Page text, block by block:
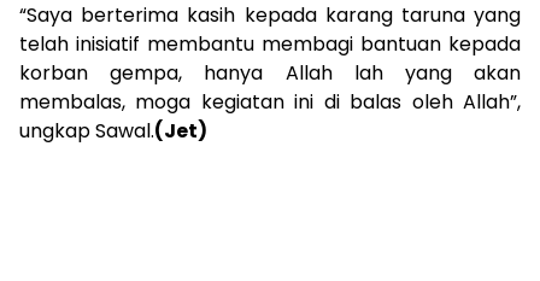
“Saya berterima kasih kepada karang taruna yang
telah inisiatif membantu membagi bantuan kepada
korban gempa, hanya Allah lah yang akan
membalas, moga kegiatan ini di balas oleh Allah”,
ungkap Sawal.(Jet)